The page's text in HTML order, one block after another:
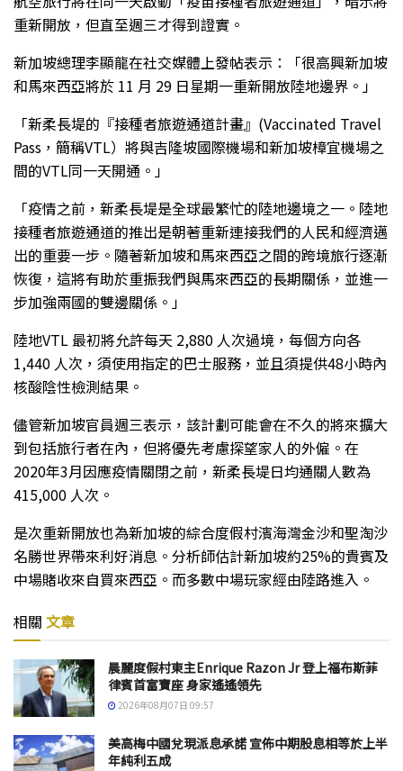
重新開放，但直至週三才得到證實。
新加坡總理李顯龍在社交媒體上發帖表示：「很高興新加坡
和馬來西亞將於 11 月 29 日星期一重新開放陸地邊界。」
「新柔長堤的『接種者旅遊通道計畫』(Vaccinated Travel
Pass，簡稱VTL）將與吉隆坡國際機場和新加坡樟宜機場之
間的VTL同一天開通。」
「疫情之前，新柔長堤是全球最繁忙的陸地邊境之一。陸地
接種者旅遊通道的推出是朝著重新連接我們的人民和經濟邁
出的重要一步。隨著新加坡和馬來西亞之間的跨境旅行逐漸
恢復，這將有助於重振我們與馬來西亞的長期關係，並進一
步加強兩國的雙邊關係。」
陸地VTL 最初將允許每天 2,880 人次過境，每個方向各
1,440 人次，須使用指定的巴士服務，並且須提供48小時內
核酸陰性檢測結果。
儘管新加坡官員週三表示，該計劃可能會在不久的將來擴大
到包括旅行者在內，但將優先考慮探望家人的外僱。在
2020年3月因應疫情關閉之前，新柔長堤日均通關人數為
415,000 人次。
是次重新開放也為新加坡的綜合度假村濱海灣金沙和聖淘沙
名勝世界帶來利好消息。分析師估計新加坡約25%的貴賓及
中場賭收來自買來西亞。而多數中場玩家經由陸路進入。
相關 文章
晨麗度假村東主Enrique Razon Jr 登上福布斯菲
律賓首富寶座 身家遙遙領先
2026年08月07日 09:57
美高梅中國兌現派息承諾 宣佈中期股息相等於上半
年純利五成